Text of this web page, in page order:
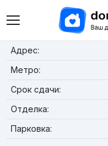
Адрес:
Метро:
Срок сдачи:
Отделка:
Парковка: